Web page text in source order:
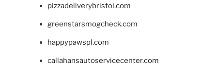
pizzadeliverybristol.com
greenstarsmogcheck.com
happypawspl.com
callahansautoservicecenter.com